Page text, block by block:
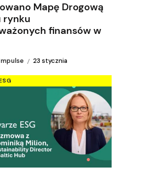
Mapę Drogową
rynku
finansów w
23 stycznia